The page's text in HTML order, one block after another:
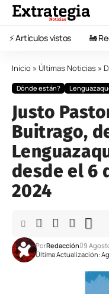
⚡️ Artículos vistos 🚂
Inicio » Últimas Noticias »
Dónde están?
Justo
Buitrago,
desde el 6
2024
Última Actualización:
PorRedacción 9